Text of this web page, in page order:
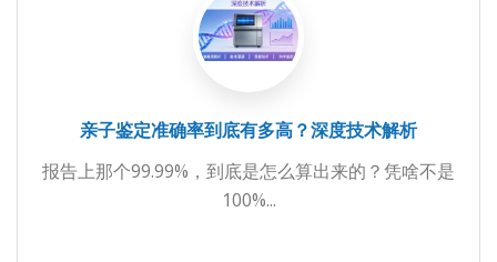
亲子鉴定准确率到底有多高？深度技术解析
报告上那个99.99%，到底是怎么算出来的？凭啥不是
100%...